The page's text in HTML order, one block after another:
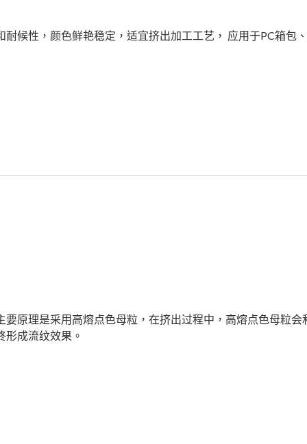
候性，颜色鲜艳稳定，适宜挤出加工工艺， 应用于PC箱包、
原理是采用高熔点色母粒，在挤出过程中，高熔点色母粒会
形成流纹效果。